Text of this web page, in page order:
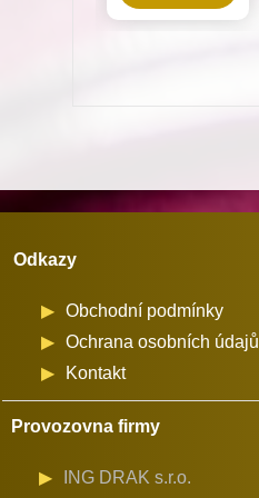
množství
Odkazy
Obchodní podmínky
Ochrana osobních údajů
Kontakt
Provozovna firmy
ING DRAK s.r.o.